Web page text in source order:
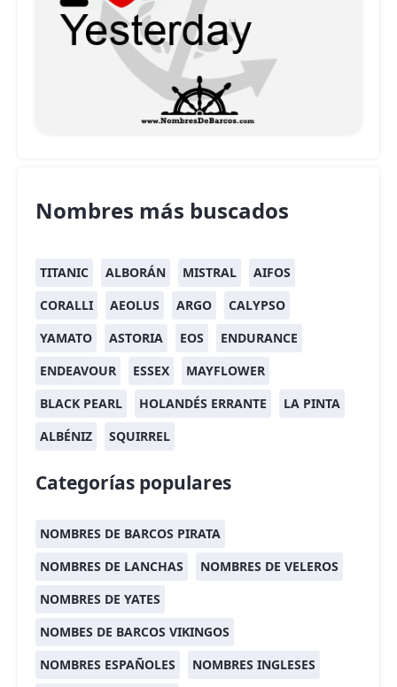
Nombres más buscados
TITANIC ALBORÁN MISTRAL
AIFOS
CORALLI
AEOLUS ARGO
CALYPSO
YAMATO
ASTORIA EOS
ENDURANCE
ENDEAVOUR
ESSEX
MAYFLOWER
BLACK PEARL
HOLANDÉS ERRANTE
LA PINTA
ALBÉNIZ
SQUIRREL
Categorías populares
NOMBRES DE BARCOS PIRATA
NOMBRES DE LANCHAS
NOMBRES DE VELEROS
NOMBRES DE YATES
NOMBES DE BARCOS VIKINGOS
NOMBRES ESPAÑOLES
NOMBRES INGLESES